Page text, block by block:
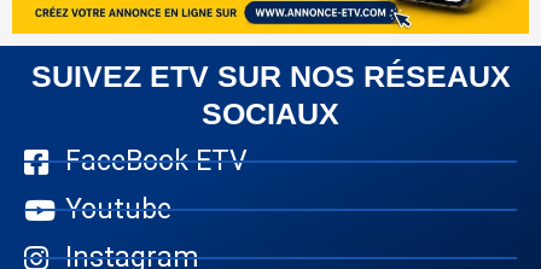
SUIVEZ ETV SUR NOS RÉSEAUX
SOCIAUX
FaceBook ETV
Youtube
Instagram